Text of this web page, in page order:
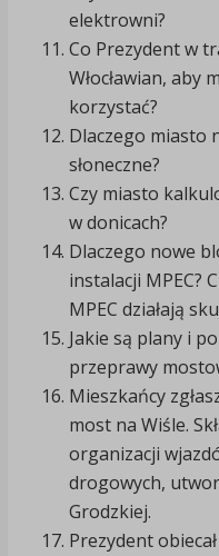
elektrowni?
Co Prezydent w
Włocławian, aby
korzystać?
Dlaczego miasto
słoneczne?
Czy miasto
w donicach?
Dlaczego nowe
instalacji MPEC?
MPEC działają
Jakie są plany i
przeprawy
Mieszkańcy
most na Wiśle.
organizacji
drogowych,
Grodzkiej.
Prezydent